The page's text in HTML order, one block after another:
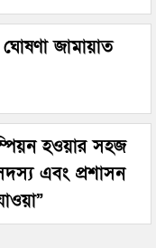
জামায়াত
হওয়ার সহজ
এবং প্রশাসন